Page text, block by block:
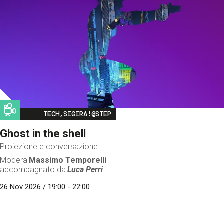
Image
TECH,SIGIRA!@STEP
Ghost in the shell
Proiezione e conversazione
Modera Massimo Temporelli
accompagnato da Luca Perri
26 Nov 2026 / 19:00 - 22:00